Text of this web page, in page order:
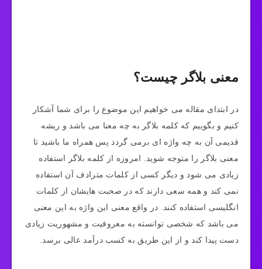
معنی بلاگر چیست؟
در ابتدای مقاله می‌ خواهیم این موضوع را برای شما آشکار
کنیم و بگوییم که کلمه بلاگر به چه معنا می باشد و ریشه
قدیمی آن به چه واژه ای برمی‌ گردد پس همراه ما باشید تا
معنی بلاگر را متوجه شوید. امروزه از کلمه بلاگر استفاده
زیادی می‌ شود و دیگر کسی از کلمات مترادف آن استفاده
نمی کند و همه سعی دارند که در صحبت‌ هایشان از کلمات
انگلیسی استفاده کنند. در واقع معنی این واژه به این معنی
می باشد که شخصی توانسته به معروفیت و مشهوریت زیادی
دست پیدا کند و از این طریق به کسب درآمد عالی برسد.